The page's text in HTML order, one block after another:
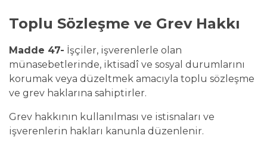
Toplu Sözleşme ve Grev Hakkı
Madde 47- İşçiler, işverenlerle olan
münasebetlerinde, iktisadî ve sosyal durumlarını
korumak veya düzeltmek amacıyla toplu sözleşme
ve grev haklarına sahiptirler.
Grev hakkının kullanılması ve istisnaları ve
işverenlerin hakları kanunla düzenlenir.